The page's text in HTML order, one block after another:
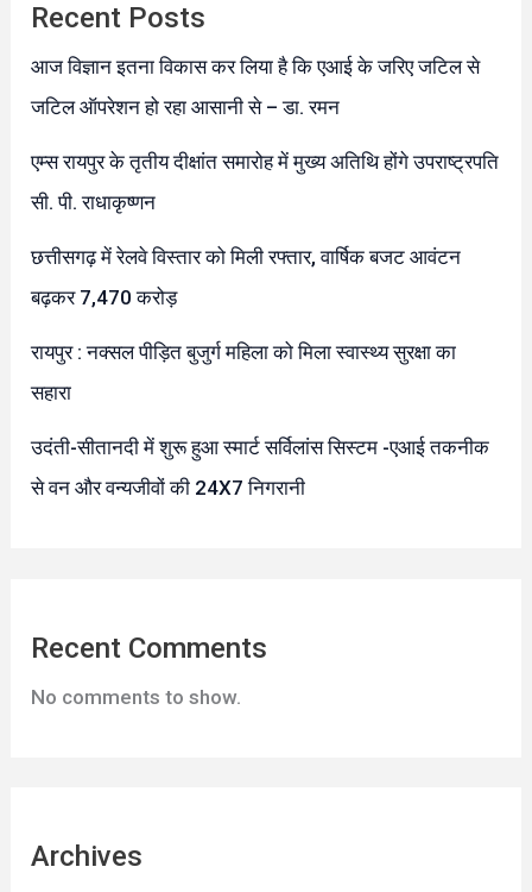
Recent Posts
आज विज्ञान इतना विकास कर लिया है कि एआई के जरिए जटिल से
जटिल ऑपरेशन हो रहा आसानी से – डा. रमन
एम्स रायपुर के तृतीय दीक्षांत समारोह में मुख्य अतिथि होंगे उपराष्ट्रपति
सी. पी. राधाकृष्णन
छत्तीसगढ़ में रेलवे विस्तार को मिली रफ्तार, वार्षिक बजट आवंटन
बढ़कर 7,470 करोड़
रायपुर : नक्सल पीड़ित बुजुर्ग महिला को मिला स्वास्थ्य सुरक्षा का
सहारा
उदंती-सीतानदी में शुरू हुआ स्मार्ट सर्विलांस सिस्टम -एआई तकनीक
से वन और वन्यजीवों की 24X7 निगरानी
Recent Comments
No comments to show.
Archives